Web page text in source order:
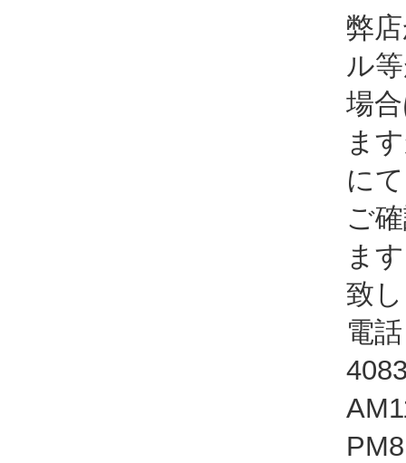
弊
ル
場
ま
に
ご
ま
致
電